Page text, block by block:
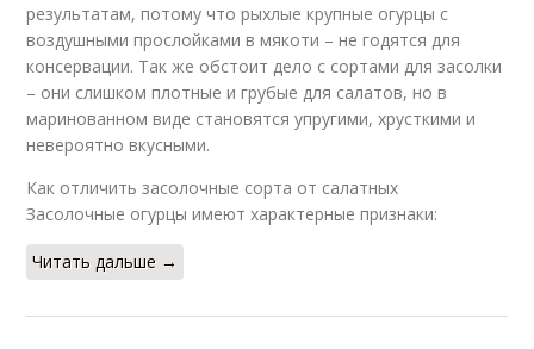
результатам, потому что рыхлые крупные огурцы с
воздушными прослойками в мякоти – не годятся для
консервации. Так же обстоит дело с сортами для засолки
– они слишком плотные и грубые для салатов, но в
маринованном виде становятся упругими, хрусткими и
невероятно вкусными.
Как отличить засолочные сорта от салатных
Засолочные огурцы имеют характерные признаки:
Читать дальше →